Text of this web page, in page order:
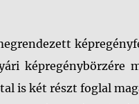
képregénybörzére
is két részt foglal